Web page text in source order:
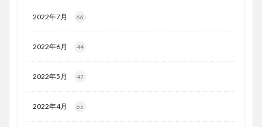
2022年7月 66
2022年6月 44
2022年5月 47
2022年4月 65